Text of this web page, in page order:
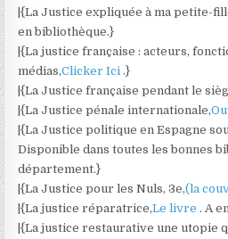
|{La Justice expliquée à ma petite-
en bibliothèque.}
|{La justice française : acteurs,
médias,Clicker Ici .}
|{La Justice française pendant le
|{La Justice pénale internationale,
|{La Justice politique en Espagne
Disponible dans toutes les bonnes
département.}
|{La Justice pour les Nuls, 3e,(la
|{La justice réparatrice,Le livre . A
|{La justice restaurative une utopie